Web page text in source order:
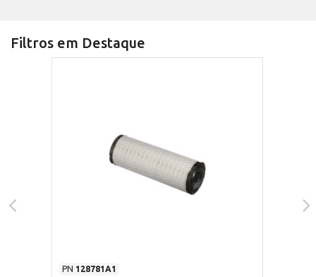
Filtros em Destaque
PN 128781A1